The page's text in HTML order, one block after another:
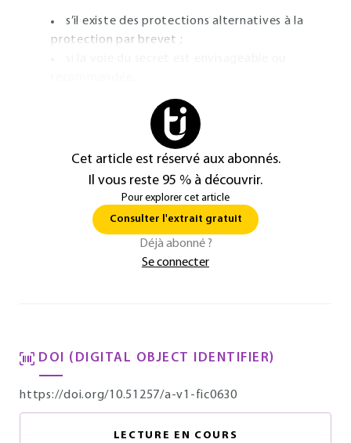
s’il existe des protections alternatives à la
protection par brevet ;
Cet article est réservé aux abonnés.
Il vous reste 95 % à découvrir.
Pour explorer cet article
Consulter l'extrait gratuit
Déjà abonné ?
Se connecter
DOI (DIGITAL OBJECT IDENTIFIER)
https://doi.org/10.51257/a-v1-fic0630
LECTURE EN COURS